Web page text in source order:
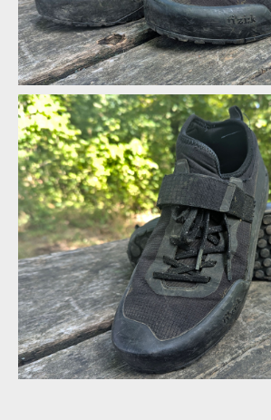
fízi:k Gravita Tensor Flat - Stav po roce a půl
fízi:k Gravita Tensor Flat - Stav po roce a půl
fízi:k Gravita Tensor Flat - Stav po roce a půl
fízi:k Gravita Tensor Flat - Stav po roce a půl
fízi:k Gravita Tensor Flat - Stav po roce a půl
fízi:k Gravita Tensor Flat - Stav po roce a půl
fízi:k Gravita Tensor Flat - Stav po roce a půl
fízi:k Gravita Tensor Flat - Stav po roce a půl
fízi:k Gravita Tensor Flat - Stav po roce a půl